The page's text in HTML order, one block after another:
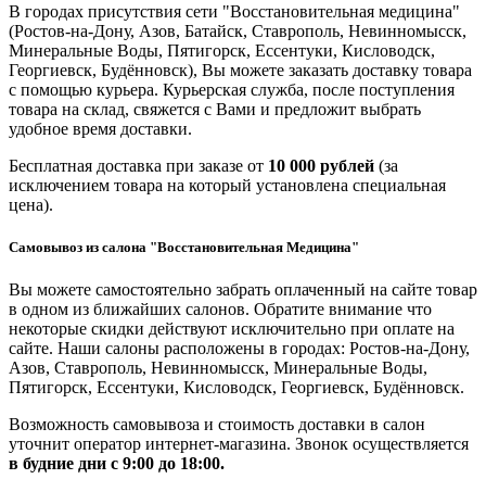
В городах присутствия сети "Восстановительная медицина"
(Ростов-на-Дону, Азов, Батайск, Ставрополь, Невинномысск,
Минеральные Воды, Пятигорск, Ессентуки, Кисловодск,
Георгиевск, Будённовск), Вы можете заказать доставку товара
с помощью курьера. Курьерская служба, после поступления
товара на склад, свяжется с Вами и предложит выбрать
удобное время доставки.
Бесплатная доставка при заказе от 10 000 рублей (за
исключением товара на который установлена специальная
цена).
Самовывоз из салона "Восстановительная Медицина"
Вы можете самостоятельно забрать оплаченный на сайте товар
в одном из ближайших салонов. Обратите внимание что
некоторые скидки действуют исключительно при оплате на
сайте. Наши салоны расположены в городах: Ростов-на-Дону,
Азов, Ставрополь, Невинномысск, Минеральные Воды,
Пятигорск, Ессентуки, Кисловодск, Георгиевск, Будённовск.
Возможность самовывоза и стоимость доставки в салон
уточнит оператор интернет-магазина. Звонок осуществляется
в будние дни с 9:00 до 18:00.